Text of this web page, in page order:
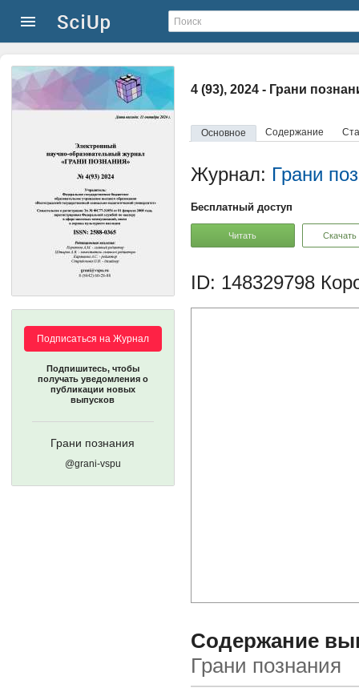
4 (93), 2024 - Грани
Основное Содержание
Подписаться на Журнал
Подпишитесь, чтобы
получать уведомления о
публикации новых
выпусков
Грани познания
@grani-vspu
Журнал: Грани
Бесплатный доступ
Читать Скачать
ID: 148329798
Содержание
Грани познания